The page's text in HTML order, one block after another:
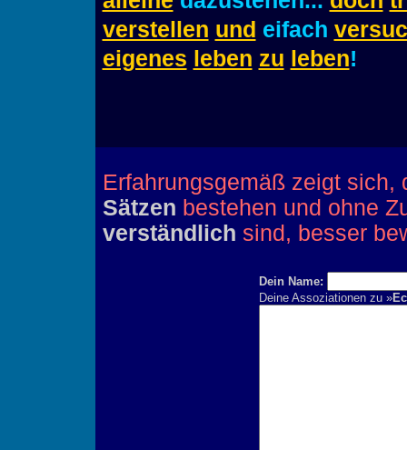
verstellen und eifach
eigenes leben zu leben!
Erfahrungsgemäß zeigt
Sätzen bestehen und ohne
verständlich sind, besser
Dein Name:
Deine Assoziationen zu »